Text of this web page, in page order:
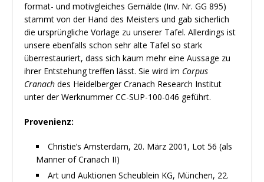
format- und motivgleiches Gemälde (Inv. Nr. GG 895)
stammt von der Hand des Meisters und gab sicherlich
die ursprüngliche Vorlage zu unserer Tafel. Allerdings ist
unsere ebenfalls schon sehr alte Tafel so stark
überrestauriert, dass sich kaum mehr eine Aussage zu
ihrer Entstehung treffen lässt. Sie wird im Corpus
Cranach des Heidelberger Cranach Research Institut
unter der Werknummer CC-SUP-100-046 geführt.
Provenienz:
Christie’s Amsterdam, 20. März 2001, Lot 56 (als
Manner of Cranach II)
Art und Auktionen Scheublein KG, München, 22.